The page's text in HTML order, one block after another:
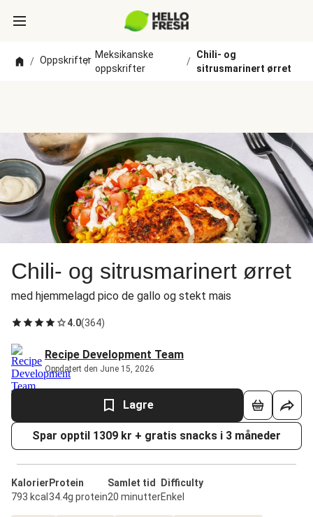
/ Oppskrifter
/
Meksikanske
oppskrifter
/
Chili- og
sitrusmarinert ørret
Chili- og sitrusmarinert ørret
med hjemmelagd pico de gallo og stekt mais
4.0(364)
Recipe Development Team
Oppdatert den June 15, 2026
Lagre
Spar opptil 1309 kr + gratis snacks i 3 måneder
Kalorier
793 kcal
Protein
34.4g protein
Samlet tid
20 minutter
Difficulty
Enkel